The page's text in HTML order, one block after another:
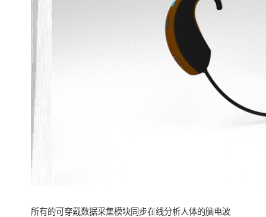
所有的可穿戴数据采集模块同步在线分析人体的脑电波